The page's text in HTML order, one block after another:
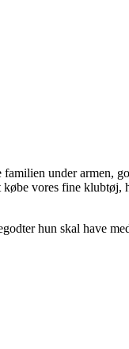
under armen,
vores fine klubtøj,
hun skal have